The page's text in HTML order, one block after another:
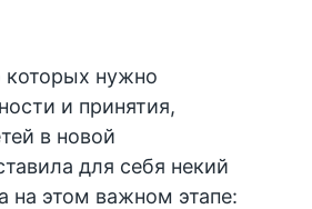
нужно
и принятия,
в новой
для себя некий
на этом важном этапе: